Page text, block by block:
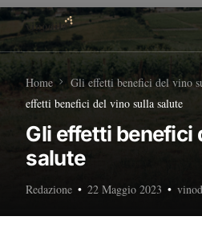
Home Gli effetti benefici del vino
effetti benefici del vino sulla salute
Gli effetti benefici
salute
Redazione 22 Maggio 2023
Home
Diventa nostro Partner